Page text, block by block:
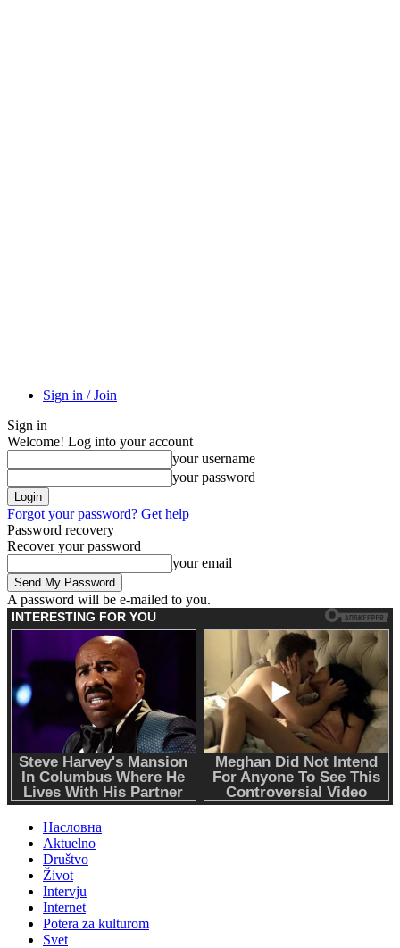
Sign in / Join
Sign in
Welcome! Log into your account
your username
your password
Forgot your password? Get help
Password recovery
Recover your password
your email
A password will be e-mailed to you.
Насловна
Aktuelno
Društvo
Život
Intervju
Internet
Potera za kulturom
Svet